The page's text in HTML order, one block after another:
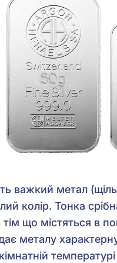
важкий метал
колір. Тонка
що містяться в
металу